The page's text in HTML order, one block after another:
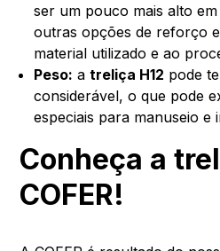
ser um pouco mais alto
outras opções de reforço
material utilizado e ao
Peso: atreliça H12 pode
considerável, o que pode
especiais para manuseio e
Conheça a
COFER!